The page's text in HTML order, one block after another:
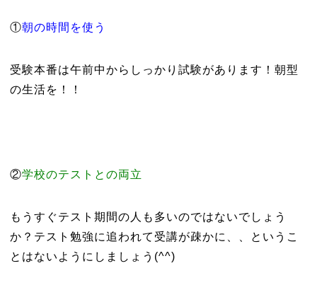
①朝の時間を使う
受験本番は午前中からしっかり試験があります！朝型
の生活を！！
②学校のテストとの両立
もうすぐテスト期間の人も多いのではないでしょう
か？テスト勉強に追われて受講が疎かに、、というこ
とはないようにしましょう(^^)